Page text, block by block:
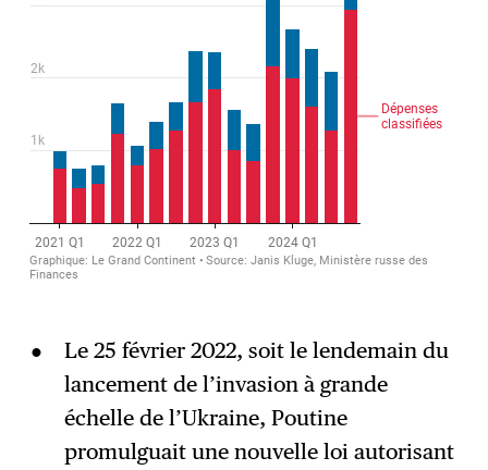
Le 25 février 2022, soit le lendemain du
lancement de l’invasion à grande
échelle de l’Ukraine, Poutine
promulguait une nouvelle loi autorisant